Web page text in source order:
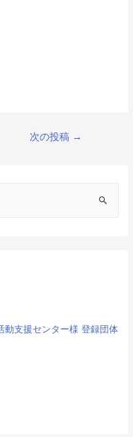
次の投稿 →
動支援センター様 登録団体